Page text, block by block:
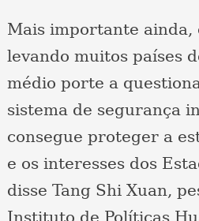
Mais importante ainda,
levando muitos países
médio porte a
sistema de segurança
consegue proteger a
e os interesses dos
disse Tang Shi Xuan,
Instituto de Políticas